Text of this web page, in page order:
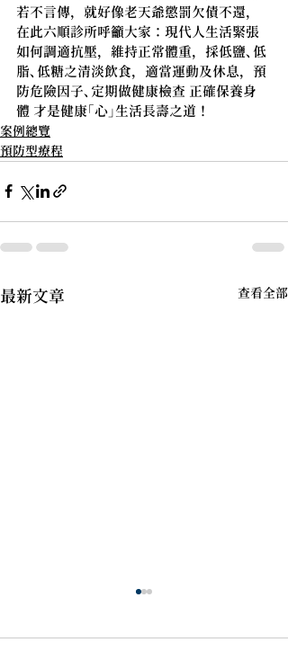
若不言傳，就好像老天爺懲罰欠債不還，
在此六順診所呼籲大家：現代人生活緊張
如何調適抗壓，維持正常體重，採低鹽、低
脂、低糖之清淡飲食，適當運動及休息，預
防危險因子、定期做健康檢查 正確保養身
體 才是健康「心」生活長壽之道！
案例總覽
預防型療程
最新文章 查看全部